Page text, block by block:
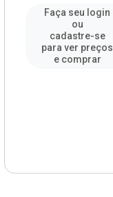
Faça seu login
ou
cadastre-se
para ver preços
e comprar